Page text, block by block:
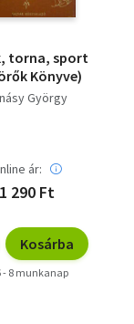
torna, sport
Könyve)
György
ár:
1 290 Ft
Kosárba
- 8 munkanap